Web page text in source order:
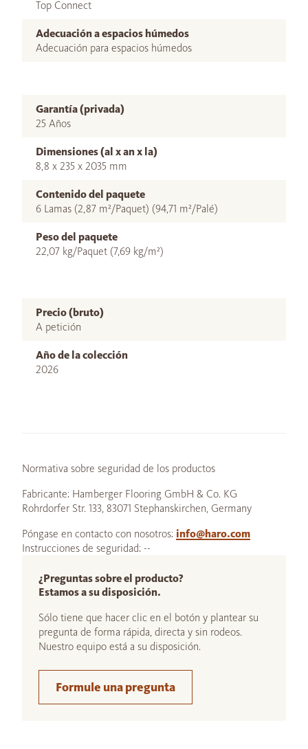
Top Connect
Adecuación a espacios húmedos
Adecuación para espacios húmedos
Garantía (privada)
25 Años
Dimensiones (al x an x la)
8,8 x 235 x 2035 mm
Contenido del paquete
6 Lamas (2,87 m²/Paquet) (94,71 m²/Palé)
Peso del paquete
22,07 kg/Paquet (7,69 kg/m²)
Precio (bruto)
A petición
Año de la colección
2026
Normativa sobre seguridad de los productos
Fabricante: Hamberger Flooring GmbH & Co. KG
Rohrdorfer Str. 133, 83071 Stephanskirchen, Germany
Póngase en contacto con nosotros: info@haro.com
Instrucciones de seguridad: --
¿Preguntas sobre el producto?
Estamos a su disposición.
Sólo tiene que hacer clic en el botón y plantear su
pregunta de forma rápida, directa y sin rodeos.
Nuestro equipo está a su disposición.
Formule una pregunta